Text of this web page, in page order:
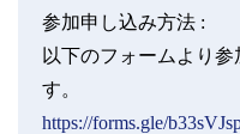
参加申し込み方法 :
以下のフォームより
す。
https://forms.gle/